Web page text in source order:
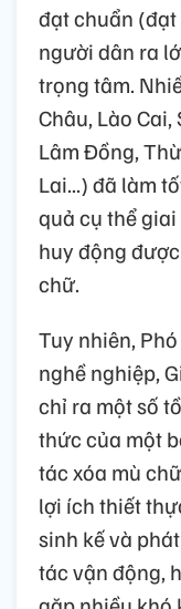
đạt chuẩn (đạt
người dân ra
trọng tâm.
Châu, Lào Cai,
Lâm Đồng,
Lai...) đã làm
quả cụ thể
huy động
chữ.
Tuy nhiên,
nghề nghiệp,
chỉ ra một số
thức của một
tác xóa mù
lợi ích thiết
sinh kế và
tác vận động,